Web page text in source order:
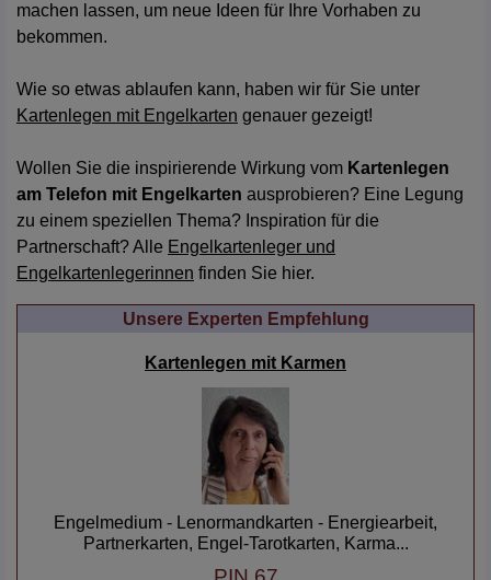
machen lassen, um neue Ideen für Ihre Vorhaben zu
bekommen.
Wie so etwas ablaufen kann, haben wir für Sie unter
Kartenlegen mit Engelkarten genauer gezeigt!
Wollen Sie die inspirierende Wirkung vom Kartenlegen
am Telefon mit Engelkarten ausprobieren? Eine Legung
zu einem speziellen Thema? Inspiration für die
Partnerschaft? Alle Engelkartenleger und
Engelkartenlegerinnen finden Sie hier.
Unsere Experten Empfehlung
Karmen
Engelmedium - Lenormandkarten - Energiearbeit,
Partnerkarten, Engel-Tarotkarten, Karma...